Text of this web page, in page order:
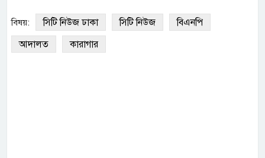
বিষয়: সিটি নিউজ ঢাকা সিটি নিউজ
বিএনপি
আদালত
কারাগার